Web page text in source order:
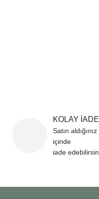
KOLAY İADE
Satın
içinde
iade